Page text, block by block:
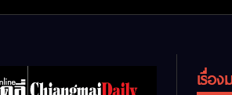
เรื่อง